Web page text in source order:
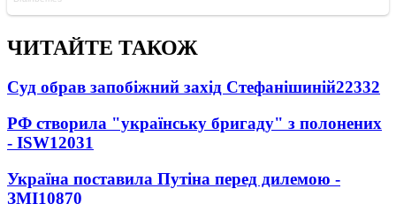
ЧИТАЙТЕ ТАКОЖ
Суд обрав запобіжний захід Стефанішиній22332
РФ створила "українську бригаду" з полонених
- ISW12031
Україна поставила Путіна перед дилемою -
ЗМІ10870